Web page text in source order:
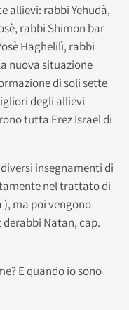
allievi: rabbi Yehudà,
rabbi Shimon bar
Haghelilì, rabbi
nuova situazione
di soli sette
degli allievi
tutta Erez Israel di
insegnamenti di
nel trattato di
), ma poi vengono
Natan, cap.
E quando io sono